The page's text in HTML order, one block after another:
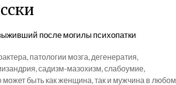
после могилы психопатки
патологии мозга, дегенератия,
садизм-мазохизм, слабоумие,
быть как женщина, так и мужчина в любом